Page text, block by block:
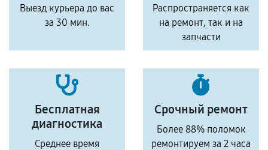
Выезд курьера до вас
за 30 мин.
Распространяется как
на ремонт, так и на
запчасти
Бесплатная
диагностика
Среднее время
Срочный ремонт
Более 88% поломок
ремонтируем за 2 часа